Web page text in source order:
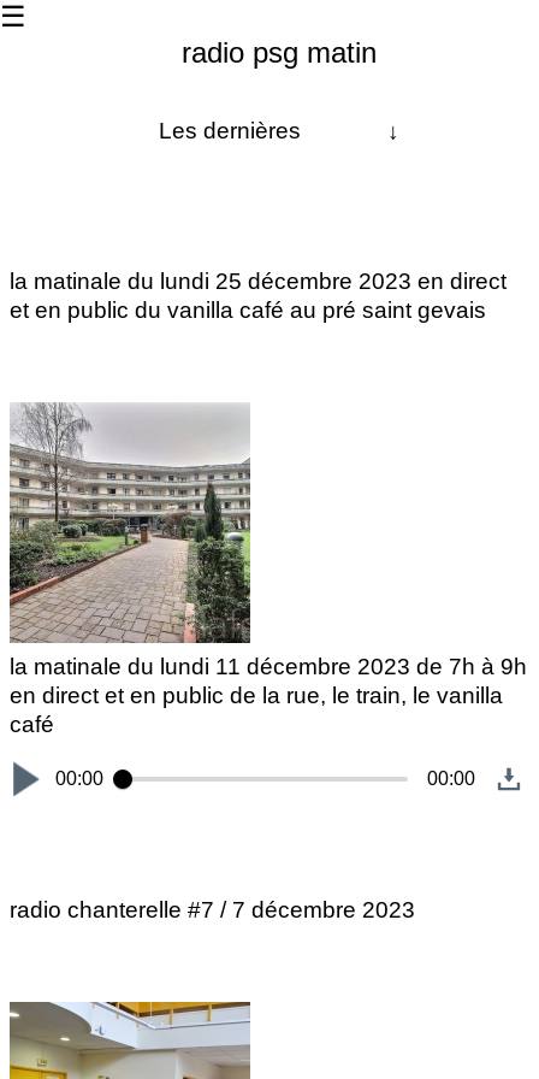
radio psg matin
☰
↓
Les dernières
Les 24h
la matinale du lundi 25 décembre 2023 en direct
et en public du vanilla café au pré saint gevais
la matinale du lundi 11 décembre 2023 de 7h à 9h
en direct et en public de la rue, le train, le vanilla
café
00:00 00:00
radio chanterelle #7 / 7 décembre 2023